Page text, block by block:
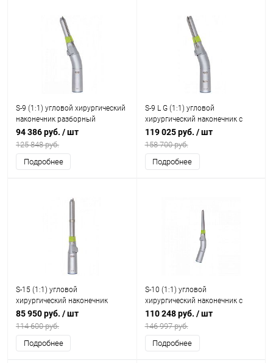
S-9 (1:1) угловой хирургический
наконечник разборный
94 386 руб. / шт
125 848 руб.
Подробнее
S-9 L G (1:1) угловой
хирургический наконечник с
генератором света, разборный
119 025 руб. / шт
158 700 руб.
Подробнее
S-15 (1:1) угловой
хирургический наконечник
разборный
85 950 руб. / шт
114 600 руб.
Подробнее
S-10 (1:1) угловой
хирургический наконечник с
изгибом корпуса
110 248 руб. / шт
146 997 руб.
Подробнее